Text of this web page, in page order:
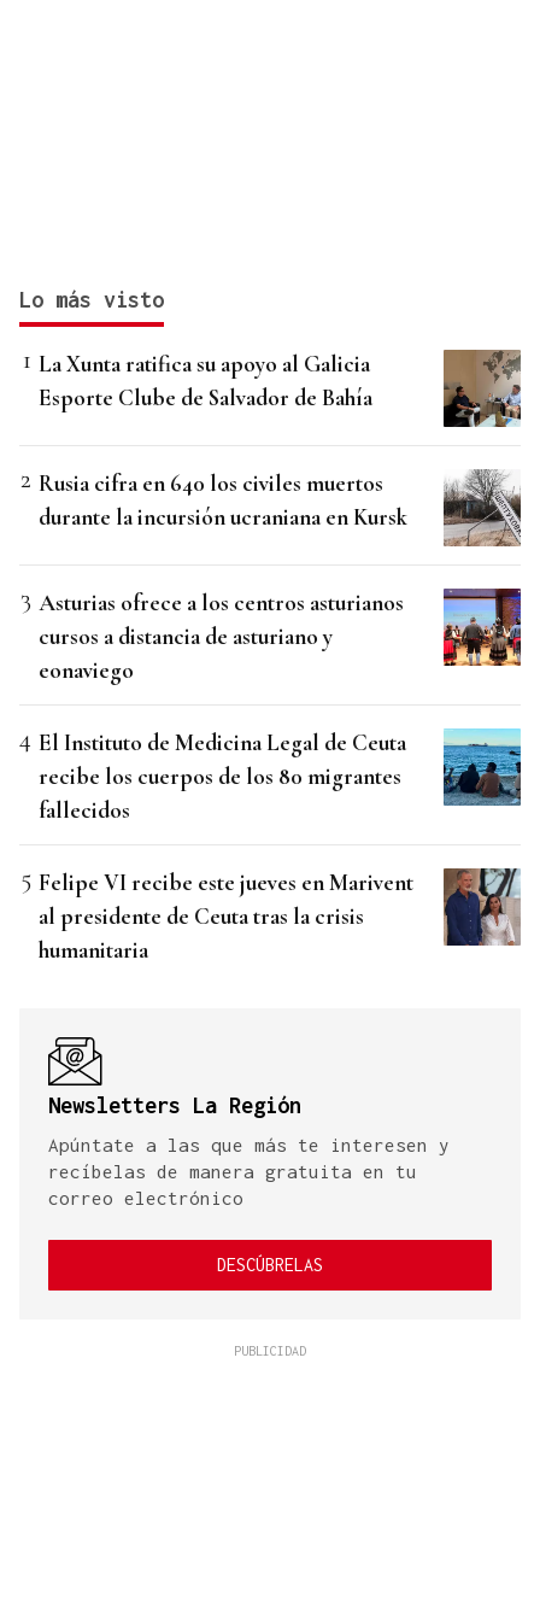
Lo más visto
La Xunta ratifica su apoyo al Galicia
Esporte Clube de Salvador de Bahía
Rusia cifra en 640 los civiles muertos
durante la incursión ucraniana en Kursk
Asturias ofrece a los centros asturianos
cursos a distancia de asturiano y
eonaviego
El Instituto de Medicina Legal de Ceuta
recibe los cuerpos de los 80 migrantes
fallecidos
Felipe VI recibe este jueves en Marivent
al presidente de Ceuta tras la crisis
humanitaria
Newsletters La Región
Apúntate a las que más te interesen y
recíbelas de manera gratuita en tu
correo electrónico
DESCÚBRELAS